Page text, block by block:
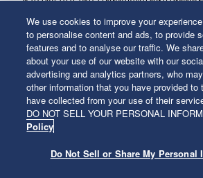
ฟิล์มและอาจเป็นสาเหตุของการเกิดสนิมได้
ต่อไป
© 2026 Seiko Watch Corporation
We use cookies to improve your
to personalise content and ads, to provide
features and to analyse our traffic. We
about your use of our website with our
advertising and analytics partners, who
other information that you have provided to
have collected from your use of their
DO NOT SELL YOUR PERSONAL
Policy
Do Not Sell or Share My Personal